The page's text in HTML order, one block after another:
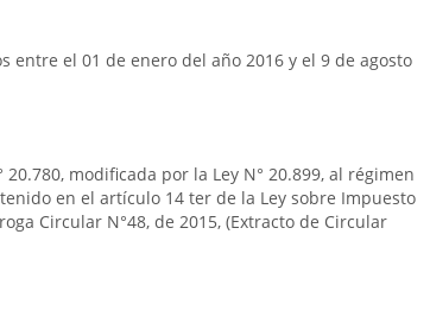
el 01 de enero del año 2016 y el 9 de agosto
modificada por la Ley N° 20.899, al régimen
en el artículo 14 ter de la Ley sobre Impuesto
Circular N°48, de 2015, (Extracto de Circular